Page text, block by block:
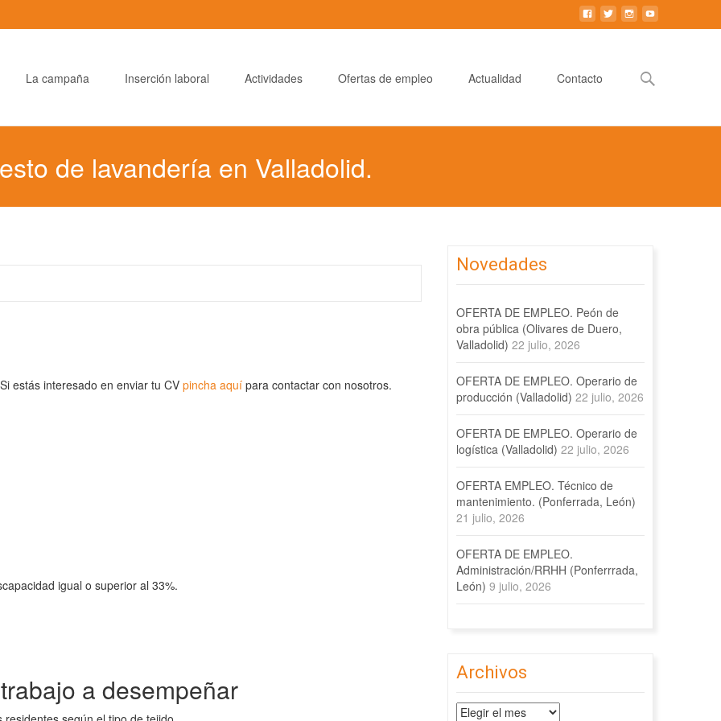
La campaña Inserción laboral Actividades Ofertas de empleo Actualidad Contacto
Buscar:
de lavandería en Valladolid.
estás interesado en enviar tu CV pincha aquí para contactar con nosotros.
igual o superior al 33%.
a desempeñar
Novedades
OFERTA DE EMPLEO. Peón de
obra pública (Olivares de Duero,
Valladolid) 22 julio, 2026
OFERTA DE EMPLEO. Operario de
producción (Valladolid) 22 julio, 2026
OFERTA DE EMPLEO. Operario de
logística (Valladolid) 22 julio, 2026
OFERTA EMPLEO. Técnico de
mantenimiento. (Ponferrada, León)
21 julio, 2026
OFERTA DE EMPLEO.
Administración/RRHH (Ponferrrada,
León) 9 julio, 2026
Archivos
Archivos